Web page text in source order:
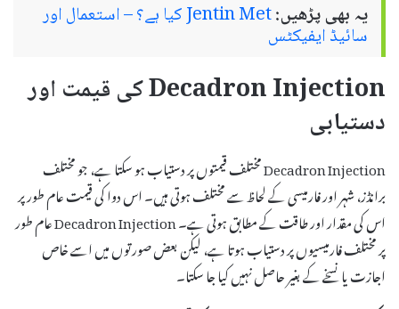
یہ بھی پڑھیں: Jentin Met کیا ہے؟ – استعمال اور
سائیڈ ایفیکٹس
Decadron Injection کی قیمت اور
دستیابی
Decadron Injection مختلف قیمتوں پر دستیاب ہو سکتا ہے، جو مختلف
برانڈز، شہر اور فارمیسی کے لحاظ سے مختلف ہوتی ہیں۔ اس دوا کی قیمت عام طور پر
اس کی مقدار اور طاقت کے مطابق ہوتی ہے۔ Decadron Injection عام طور
پر مختلف فارمیسیوں پر دستیاب ہوتا ہے، لیکن بعض صورتوں میں اسے خاص
اجازت یا نسخے کے بغیر حاصل نہیں کیا جا سکتا۔